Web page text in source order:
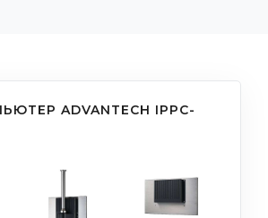
ADVANTECH IPPC-